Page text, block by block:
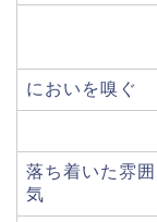
においを嗅ぐ
落ち着いた雰囲
気